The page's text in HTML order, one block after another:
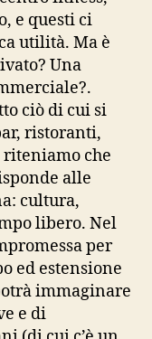
e questi ci
utilità. Ma è
Una
ciò di cui si
ristoranti,
riteniamo che
alle
cultura,
libero. Nel
per
ed estensione
immaginare
e di